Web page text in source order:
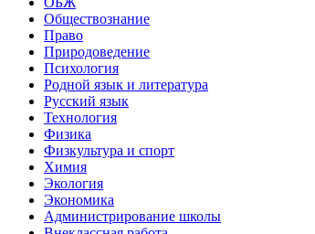
Обществознание
Право
Природоведение
Психология
Родной язык и литература
Русский язык
Технология
Физика
Физкультура и спорт
Химия
Экология
Экономика
Администрирование школы